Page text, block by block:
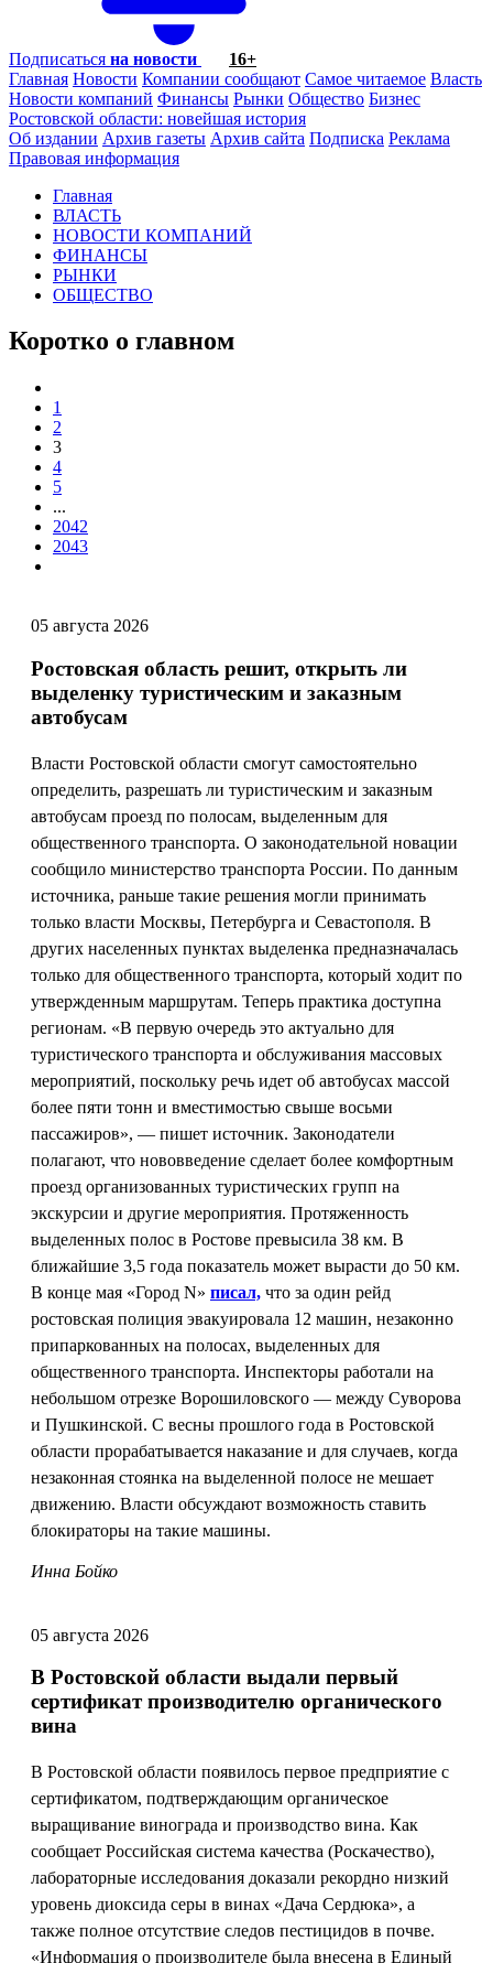
Подписаться на новости
16+
Главная Новости Компании сообщают Самое читаемое Власть
Новости компаний Финансы Рынки Общество Бизнес
Ростовской области: новейшая история
Об издании Архив газеты Архив сайта Подписка Реклама
Правовая информация
Главная
ВЛАСТЬ
НОВОСТИ КОМПАНИЙ
ФИНАНСЫ
РЫНКИ
ОБЩЕСТВО
Коротко о главном
1
2
3
4
5
...
2042
2043
05 августа 2026
Ростовская область решит, открыть ли
выделенку туристическим и заказным
автобусам
Власти Ростовской области смогут самостоятельно
определить, разрешать ли туристическим и заказным
автобусам проезд по полосам, выделенным для
общественного транспорта. О законодательной новации
сообщило министерство транспорта России. По данным
источника, раньше такие решения могли принимать
только власти Москвы, Петербурга и Севастополя. В
других населенных пунктах выделенка предназначалась
только для общественного транспорта, который ходит по
утвержденным маршрутам. Теперь практика доступна
регионам. «В первую очередь это актуально для
туристического транспорта и обслуживания массовых
мероприятий, поскольку речь идет об автобусах массой
более пяти тонн и вместимостью свыше восьми
пассажиров», — пишет источник. Законодатели
полагают, что нововведение сделает более комфортным
проезд организованных туристических групп на
экскурсии и другие мероприятия. Протяженность
выделенных полос в Ростове превысила 38 км. В
ближайшие 3,5 года показатель может вырасти до 50 км.
В конце мая «Город N» писал, что за один рейд
ростовская полиция эвакуировала 12 машин, незаконно
припаркованных на полосах, выделенных для
общественного транспорта. Инспекторы работали на
небольшом отрезке Ворошиловского — между Суворова
и Пушкинской. С весны прошлого года в Ростовской
области прорабатывается наказание и для случаев, когда
незаконная стоянка на выделенной полосе не мешает
движению. Власти обсуждают возможность ставить
блокираторы на такие машины.
Инна Бойко
05 августа 2026
В Ростовской области выдали первый
сертификат производителю органического
вина
В Ростовской области появилось первое предприятие с
сертификатом, подтверждающим органическое
выращивание винограда и производство вина. Как
сообщает Российская система качества (Роскачество),
лабораторные исследования доказали рекордно низкий
уровень диоксида серы в винах «Дача Сердюка», а
также полное отсутствие следов пестицидов в почве.
«Информация о производителе была внесена в Единый